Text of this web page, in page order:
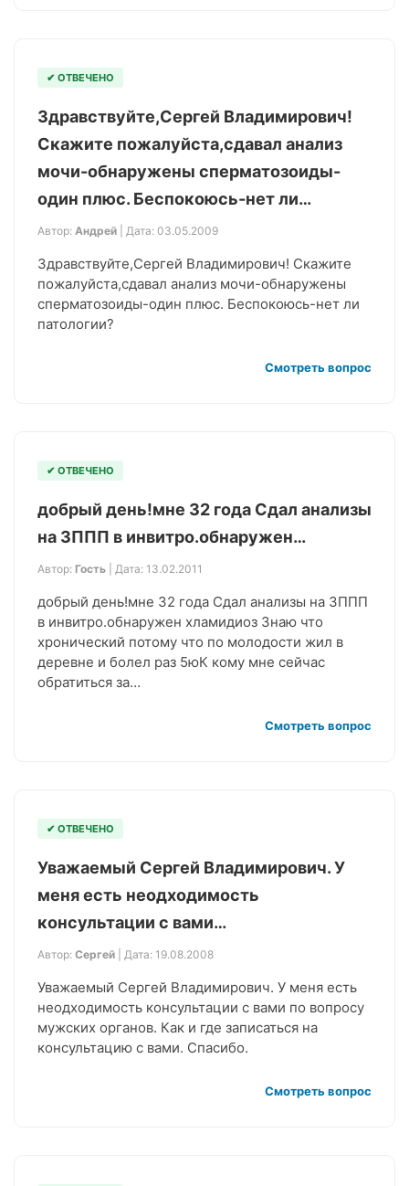
✔ ОТВЕЧЕНО
Здравствуйте,Сергей Владимирович!
Скажите пожалуйста,сдавал анализ
мочи-обнаружены сперматозоиды-
один плюс. Беспокоюсь-нет ли…
Автор: Андрей | Дата: 03.05.2009
Здравствуйте,Сергей Владимирович! Скажите
пожалуйста,сдавал анализ мочи-обнаружены
сперматозоиды-один плюс. Беспокоюсь-нет ли
патологии?
Смотреть вопрос
✔ ОТВЕЧЕНО
добрый день!мне 32 года Сдал анализы
на ЗППП в инвитро.обнаружен…
Автор: Гость | Дата: 13.02.2011
добрый день!мне 32 года Сдал анализы на ЗППП
в инвитро.обнаружен хламидиоз Знаю что
хронический потому что по молодости жил в
деревне и болел раз 5юК кому мне сейчас
обратиться за…
Смотреть вопрос
✔ ОТВЕЧЕНО
Уважаемый Сергей Владимирович. У
меня есть неодходимость
консультации с вами…
Автор: Сергей | Дата: 19.08.2008
Уважаемый Сергей Владимирович. У меня есть
неодходимость консультации с вами по вопросу
мужских органов. Как и где записаться на
консультацию с вами. Спасибо.
Смотреть вопрос